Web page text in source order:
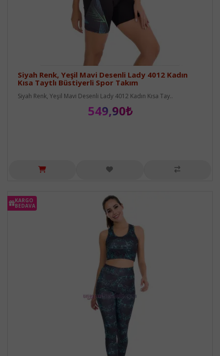
Siyah Renk, Yeşil Mavi Desenli Lady 4012 Kadın
Kısa Taytlı Büstiyerli Spor Takım
Siyah Renk, Yeşil Mavi Desenli Lady 4012 Kadın Kısa Tay..
549,90₺
KARGO
BEDAVA